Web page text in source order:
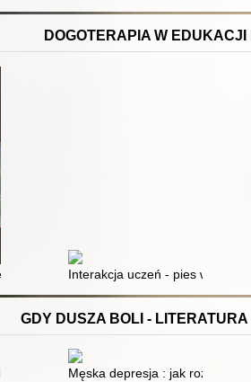
DOGOTERAPIA W EDUKACJI
: praktyczne wskazówki dla nauczyciela
Interakcja uczeń - pies w
GDY DUSZA BOLI - LITERATURA
: Musisz być najlepszy!
Męska depresja : jak rozbić